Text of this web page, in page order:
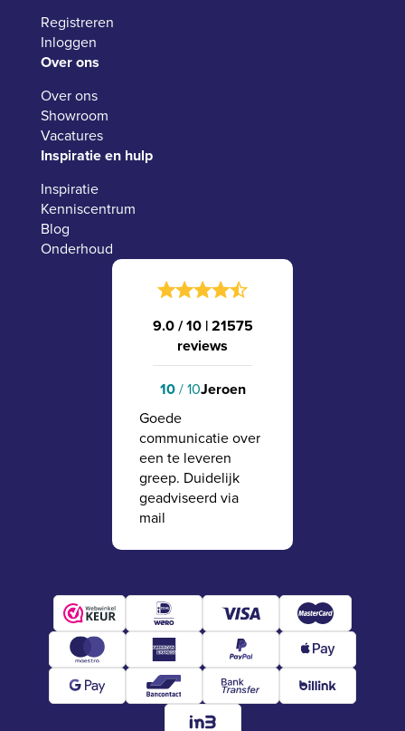
Registreren
Inloggen
Over ons
Over ons
Showroom
Vacatures
Inspiratie en hulp
Inspiratie
Kenniscentrum
Blog
Onderhoud
9.0 / 10 |21575
reviews
10/ 10Jeroen
Goede
communicatie over
een te leveren
greep. Duidelijk
geadviseerd via
mail